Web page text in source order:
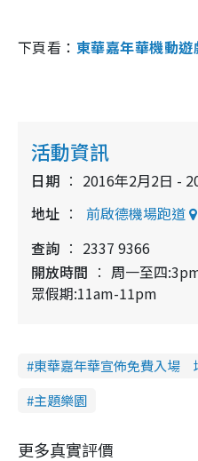
下頁看： 東華嘉年華機動遊
活動資訊
日期
2016年2月2日 -
地址
前啟德機場跑道
查詢
2337 9366
開放時間
周一至四
眾假期:11am-11pm
東華嘉年華宣佈免費入場
主題樂園
更多真實評價